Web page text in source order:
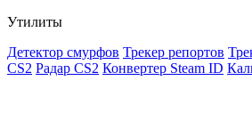
Утилиты
Детектор смурфов Трекер репортов
CS2 Радар CS2 Конвертер Steam ID